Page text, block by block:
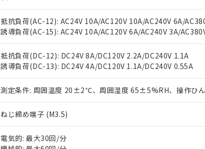
抵抗負荷(AC-12): AC24V 10A/AC120V 10A/AC240V 6A/
誘導負荷(AC-15): AC24V 10A/AC120V 6A/AC240V 3A/
抵抗負荷(DC-12): DC24V 8A/DC120V 2.2A/DC240V 1.1A
誘導負荷(DC-13): DC24V 4A/DC120V 1.1A/DC240V 0.55A
測定条件: 周囲温度 20±2℃、周囲湿度 65±5%RH、操作ひ
ねじ締め端子 (M3.5)
電気的: 最大30回/分
くものです。
当社制御機器事業取扱商品の中には、本サービスの
在庫状況および標準価格照会結果は、記載している
のであり、閲覧された時点での実際の在庫および標
い。
正式な納期状況および標準価格はお客様のお取引先
当社販売員にご相談ください。
在庫状況および標準価格結果を当社の事前の承諾な
す。
マイパーツ機能（部品リスト作成サービス）をご利
ている必要があります。
お客様が当ウェブサイト上で当社にご登録された部
が、当社の製品・サービスに関するお客様との取引
鉛(Pb) 1000ppm以下、 水銀(Hg) 1000ppm以下、 カドミウム(Cd) 100ppm
フタル酸ビス(2-エチルヘキシル) (DEHP)(別名：DOP) 1000ppm以下、フ
ル（DBP） 1000ppm以下、フタル酸ジイソブチル (DIBP) 1000ppm以下
但し、RoHS指令で産業用監視および制御機器に対する適用除外項目は除く。
フタル酸エステル類の４物質については閾値を超える意図的な使用がない
部品在庫の切り替え状況などにより、予定月が前後するこ
※3 非含有証明書ダウンロード
「－」：未確認です。当社販売部門へお問い合わせくださ
*中国RoHS10物質の基準値 (GB/T26572)：
Pb(鉛) :1000ppm、 Hg(水銀) : 1000ppm、 Cd(カドミウム) : 100ppm、
Cr(Ⅵ)(六価クロム) : 1000ppm、 PBBs(ポリ臭化ビフェニル類) : 1000ppm
DEHP(フタル酸ビス(2-エチルヘキシル)) : 1000ppm
※2 環境保護使用期限
「10」：通常の使用状況下において有害物質が外部に漏え
味します。
「－」：未確認です。当社販売部門へお問い合わせください
う）を輸出または国外への提供する場合は、日本国
などの必要な手続きをとります。
当社は規制貨物を破棄する場合は、完全に破砕する
ます。
当社は貴社製品を、核兵器、ミサイル、化学兵器、
置等に一切使用いたしません。
また当社は、販売先および販売に係わる関係者が違
たしません。
記
号
説明
○ 一定数以上の在庫あり
機器販売店・当社販売員にご確認ください)
白
受注生産機種、また在庫状況の情報を公開してい